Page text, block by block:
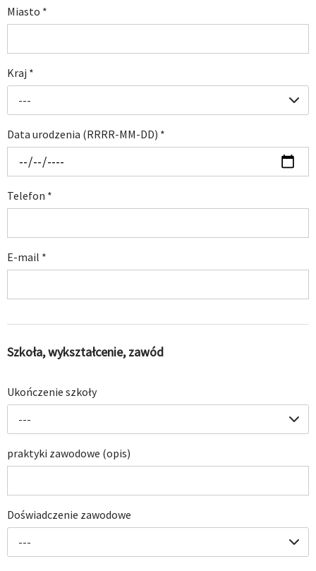
Miasto *
Kraj *
---
Data urodzenia (RRRR-MM-DD) *
Telefon *
E-mail *
Szkoła, wykształcenie, zawód
Ukończenie szkoły
---
praktyki zawodowe (opis)
Doświadczenie zawodowe
---